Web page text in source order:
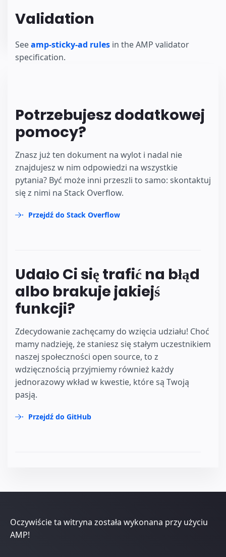
Validation
Seeamp-sticky-ad rules in the AMP validator
specification.
Potrzebujesz dodatkowej
pomocy?
Znasz już ten dokument na wylot i nadal nie
znajdujesz w nim odpowiedzi na wszystkie
pytania? Być może inni przeszli to samo: skontaktuj
się z nimi na Stack Overflow.
Przejdź do Stack Overflow
Udało Ci się trafić na błąd
albo brakuje jakiejś
funkcji?
Zdecydowanie zachęcamy do wzięcia udziału! Choć
mamy nadzieję, że staniesz się stałym uczestnikiem
naszej społeczności open source, to z
wdzięcznością przyjmiemy również każdy
jednorazowy wkład w kwestie, które są Twoją
pasją.
Przejdź do GitHub
Oczywiście ta witryna została wykonana przy użyciu
AMP!